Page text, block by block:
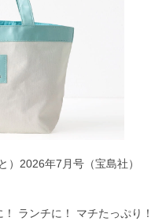
）2026年7月号（宝島社）
ランチに！ マチたっぷり！